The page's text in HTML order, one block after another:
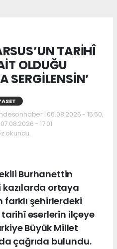
TARİHÎ
OLDUĞU
SERGİLENSİN’
| 06.08.2026 - 15:50,
- 17:01
okundu.
Burhanettin
kazılarda ortaya
farklı şehirlerdeki
eserlerin ilçeye
Büyük Millet
çağrıda bulundu.